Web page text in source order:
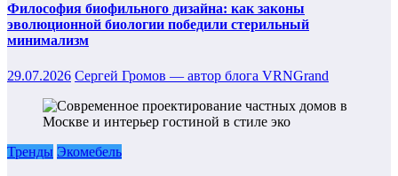
Философия биофильного дизайна: как законы
эволюционной биологии победили стерильный
минимализм
29.07.2026 Сергей Громов — автор блога VRNGrand
Тренды Экомебель